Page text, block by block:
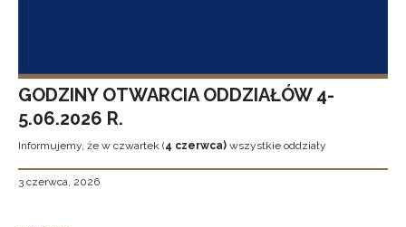
GODZINY OTWARCIA ODDZIAŁÓW 4-
5.06.2026 R.
Informujemy, że w czwartek (4 czerwca) wszystkie oddziały
3 czerwca, 2026